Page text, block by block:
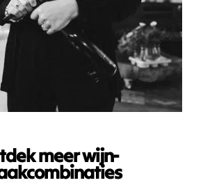
meer wijn-